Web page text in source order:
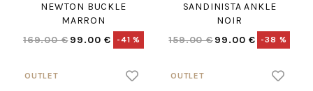
NEWTON BUCKLE
MARRON
169.00 € 99.00 € -41 %
SANDINISTA ANKLE
NOIR
159.00 €99.00 € -38 %